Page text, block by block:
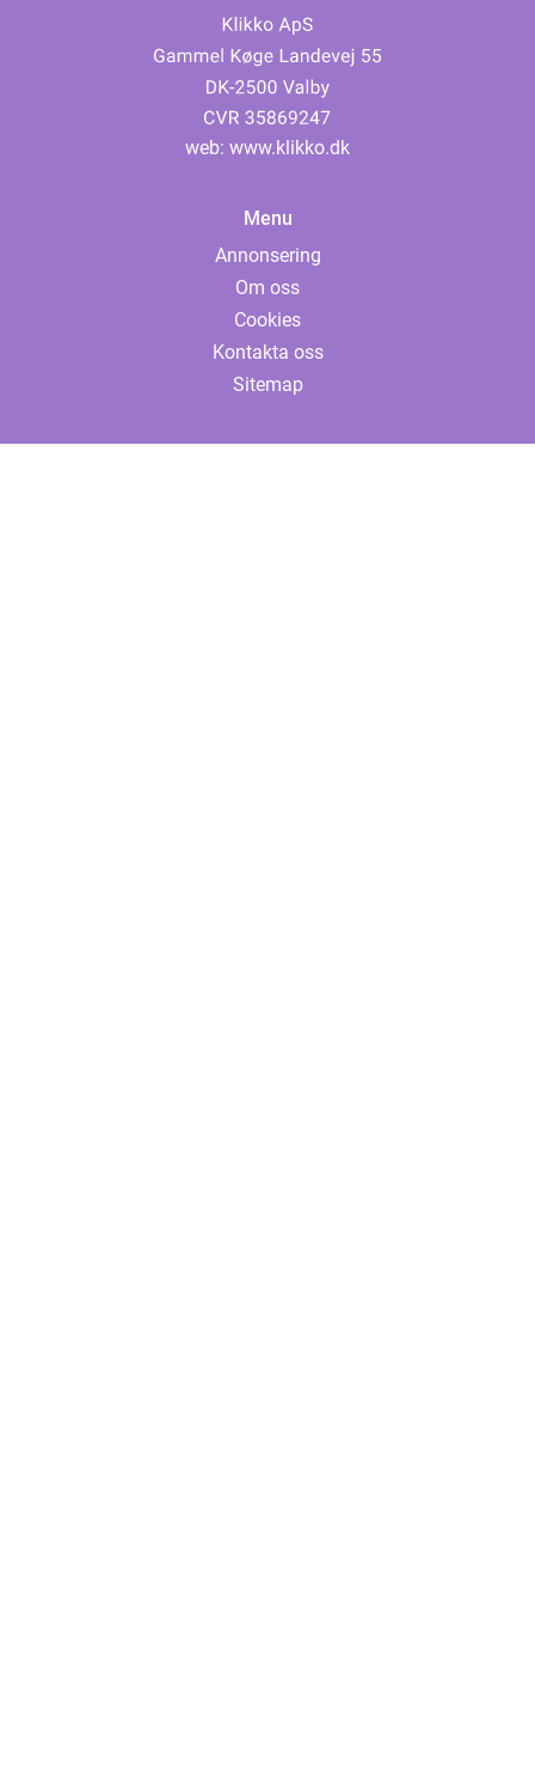
web: www.klikko.dk
Menu
Annonsering
Om oss
Cookies
Kontakta oss
Sitemap